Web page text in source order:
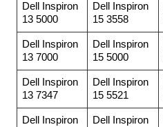
Dell Inspiron
13 5000
Dell Inspiron
15 3558
Dell Inspiron
13 7000
Dell Inspiron
15 5000
Dell Inspiron
13 7347
Dell Inspiron
15 5521
Dell Inspiron
Dell Inspiron